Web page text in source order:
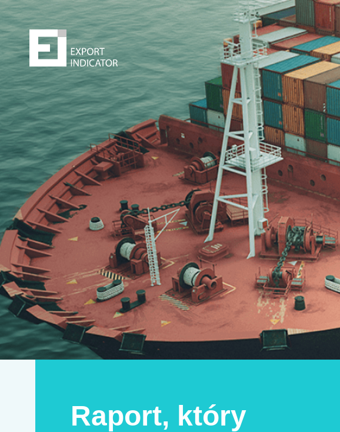
Zamów raport
Decydując się na zakup raportu,kupujeszz jednej strony
bezpieczeństwoz drugiej zwiększasz swoje szanse
na sukces.
Zyskujesz prawdziwą przewagę konkurencyjną. Może to Twoja
najlepsza inwestycja w życiu
!
Raport, który